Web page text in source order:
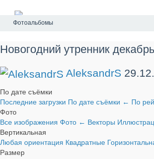
Фотоальбомы
Новогодний утренник
AleksandrS
По дате съёмки
Последние загрузки По дате съёмки ← По
Фото
Все изображения Фото ← Векторы
Вертикальная
Любая ориентация Квадратные
Размер